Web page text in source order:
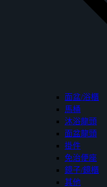
面盆/浴櫃
馬桶
沐浴龍頭
面盆龍頭
掛件
免治便座
鏡子/鏡櫃
其他